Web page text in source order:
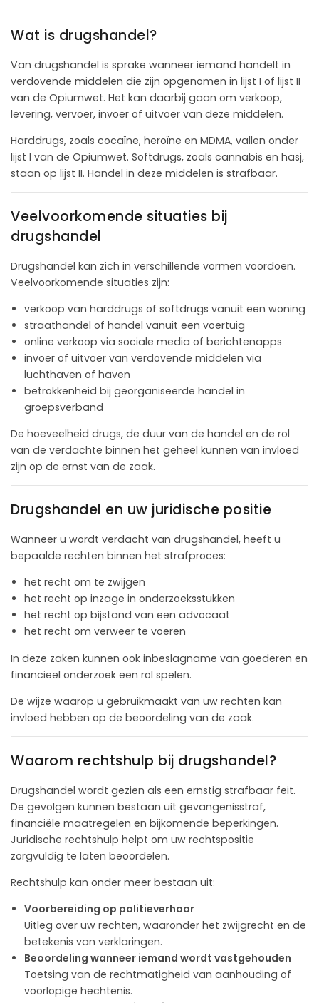
Wat is drugshandel?
Van drugshandel is sprake wanneer iemand handelt in
verdovende middelen die zijn opgenomen in lijst I of lijst II
van de Opiumwet. Het kan daarbij gaan om verkoop,
levering, vervoer, invoer of uitvoer van deze middelen.
Harddrugs, zoals cocaïne, heroïne en MDMA, vallen onder
lijst I van de Opiumwet. Softdrugs, zoals cannabis en hasj,
staan op lijst II. Handel in deze middelen is strafbaar.
Veelvoorkomende situaties bij
drugshandel
Drugshandel kan zich in verschillende vormen voordoen.
Veelvoorkomende situaties zijn:
verkoop van harddrugs of softdrugs vanuit een woning
straathandel of handel vanuit een voertuig
online verkoop via sociale media of berichtenapps
invoer of uitvoer van verdovende middelen via
luchthaven of haven
betrokkenheid bij georganiseerde handel in
groepsverband
De hoeveelheid drugs, de duur van de handel en de rol
van de verdachte binnen het geheel kunnen van invloed
zijn op de ernst van de zaak.
Drugshandel en uw juridische positie
Wanneer u wordt verdacht van drugshandel, heeft u
bepaalde rechten binnen het strafproces:
het recht om te zwijgen
het recht op inzage in onderzoeksstukken
het recht op bijstand van een advocaat
het recht om verweer te voeren
In deze zaken kunnen ook inbeslagname van goederen en
financieel onderzoek een rol spelen.
De wijze waarop u gebruikmaakt van uw rechten kan
invloed hebben op de beoordeling van de zaak.
Waarom rechtshulp bij drugshandel?
Drugshandel wordt gezien als een ernstig strafbaar feit.
De gevolgen kunnen bestaan uit gevangenisstraf,
financiële maatregelen en bijkomende beperkingen.
Juridische rechtshulp helpt om uw rechtspositie
zorgvuldig te laten beoordelen.
Rechtshulp kan onder meer bestaan uit:
Voorbereiding op politieverhoor
Uitleg over uw rechten, waaronder het zwijgrecht en de
betekenis van verklaringen.
Beoordeling wanneer iemand wordt vastgehouden
Toetsing van de rechtmatigheid van aanhouding of
voorlopige hechtenis.